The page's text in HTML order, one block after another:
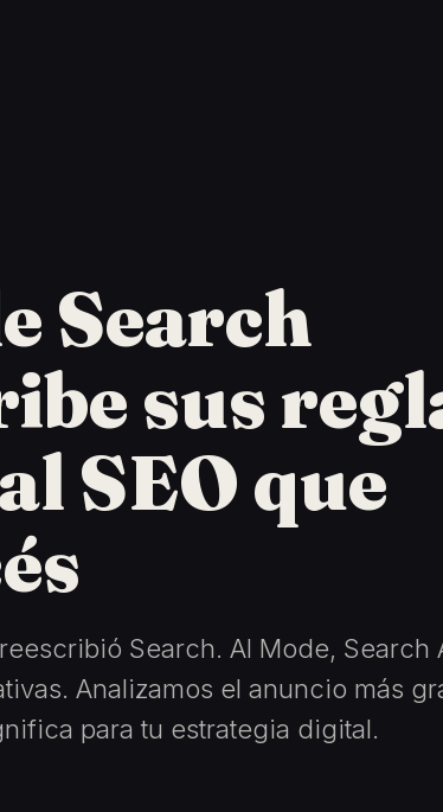
Search
sus
SEO que
Search. AI Mode, Search
Analizamos el anuncio más
para tu estrategia digital.